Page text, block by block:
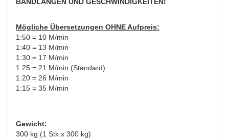
Mögliche Übersetzungen OHNE Aufpreis:
1:50 = 10 M/min
1:40 = 13 M/min
1:30 = 17 M/min
1:25 = 21 M/min (Standard)
1:20 = 26 M/min
1:15 = 35 M/min
Gewicht:
300 kg (1 Stk x 300 kg)